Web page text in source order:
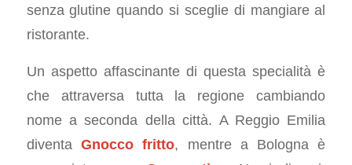
senza glutine quando si sceglie di mangiare al
ristorante.
Un aspetto affascinante di questa specialità è
che attraversa tutta la regione cambiando
nome a seconda della città. A Reggio Emilia
diventa Gnocco fritto, mentre a Bologna è